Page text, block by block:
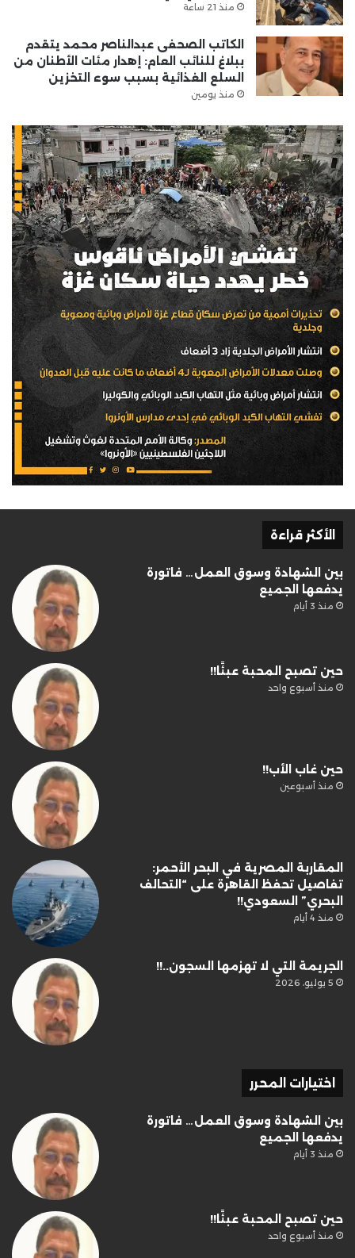
منذ 21 ساعة
الكاتب الصحفى عبدالناصر محمد يتقدم
ببلاغ للنائب العام: إهدار مئات الأطنان من
السلع الغذائية بسبب سوء التخزين
منذ يومين
الأكثر قراءة
بين الشهادة وسوق العمل… فاتورة
يدفعها الجميع
منذ 3 أيام
حين تصبح المحبة عبئًا!!
منذ أسبوع واحد
حين غاب الأب!!
منذ أسبوعين
المقاربة المصرية في البحر الأحمر:
تفاصيل تحفظ القاهرة على “التحالف
البحري” السعودي!!
منذ 4 أيام
الجريمة التي لا تهزمها السجون..!!
5 يوليو، 2026
اختيارات المحرر
بين الشهادة وسوق العمل… فاتورة
يدفعها الجميع
منذ 3 أيام
حين تصبح المحبة عبئًا!!
منذ أسبوع واحد